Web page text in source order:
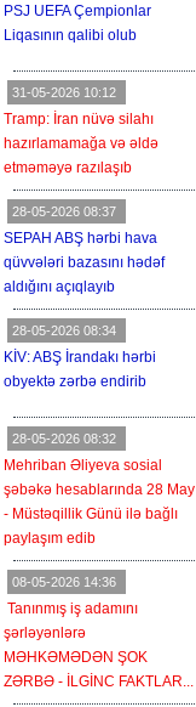
PSJ UEFA Çempionlar
Liqasının qalibi olub
31-05-2026 10:12
Tramp: İran nüvə silahı
hazırlamamağa və əldə
etməməyə razılaşıb
28-05-2026 08:37
SEPAH ABŞ hərbi hava
qüvvələri bazasını hədəf
aldığını açıqlayıb
28-05-2026 08:34
KİV: ABŞ İrandakı hərbi
obyektə zərbə endirib
28-05-2026 08:32
Mehriban Əliyeva sosial
şəbəkə hesablarında 28 May
- Müstəqillik Günü ilə bağlı
paylaşım edib
08-05-2026 14:36
Tanınmış iş adamını
şərləyənlərə
MƏHKƏMƏDƏN ŞOK
ZƏRBƏ - İLGİNC FAKTLAR...